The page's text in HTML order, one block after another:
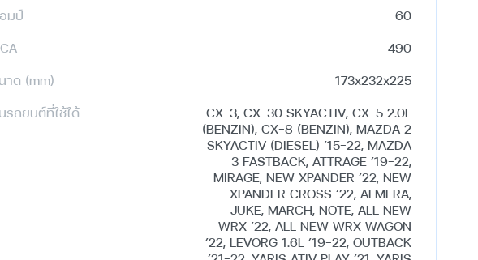
มป์
60
490
าด (mm)
173x232x225
รถยนต์ที่ใช้ได้
CX-3, CX-30 SKYACTIV, CX-5 2.0L
(BENZIN), CX-8 (BENZIN), MAZDA 2
SKYACTIV (DIESEL) ’15-22, MAZDA
3 FASTBACK, ATTRAGE ’19-22,
MIRAGE, NEW XPANDER ’22, NEW
XPANDER CROSS ’22, ALMERA,
JUKE, MARCH, NOTE, ALL NEW
WRX ’22, ALL NEW WRX WAGON
’22, LEVORG 1.6L ’19-22, OUTBACK